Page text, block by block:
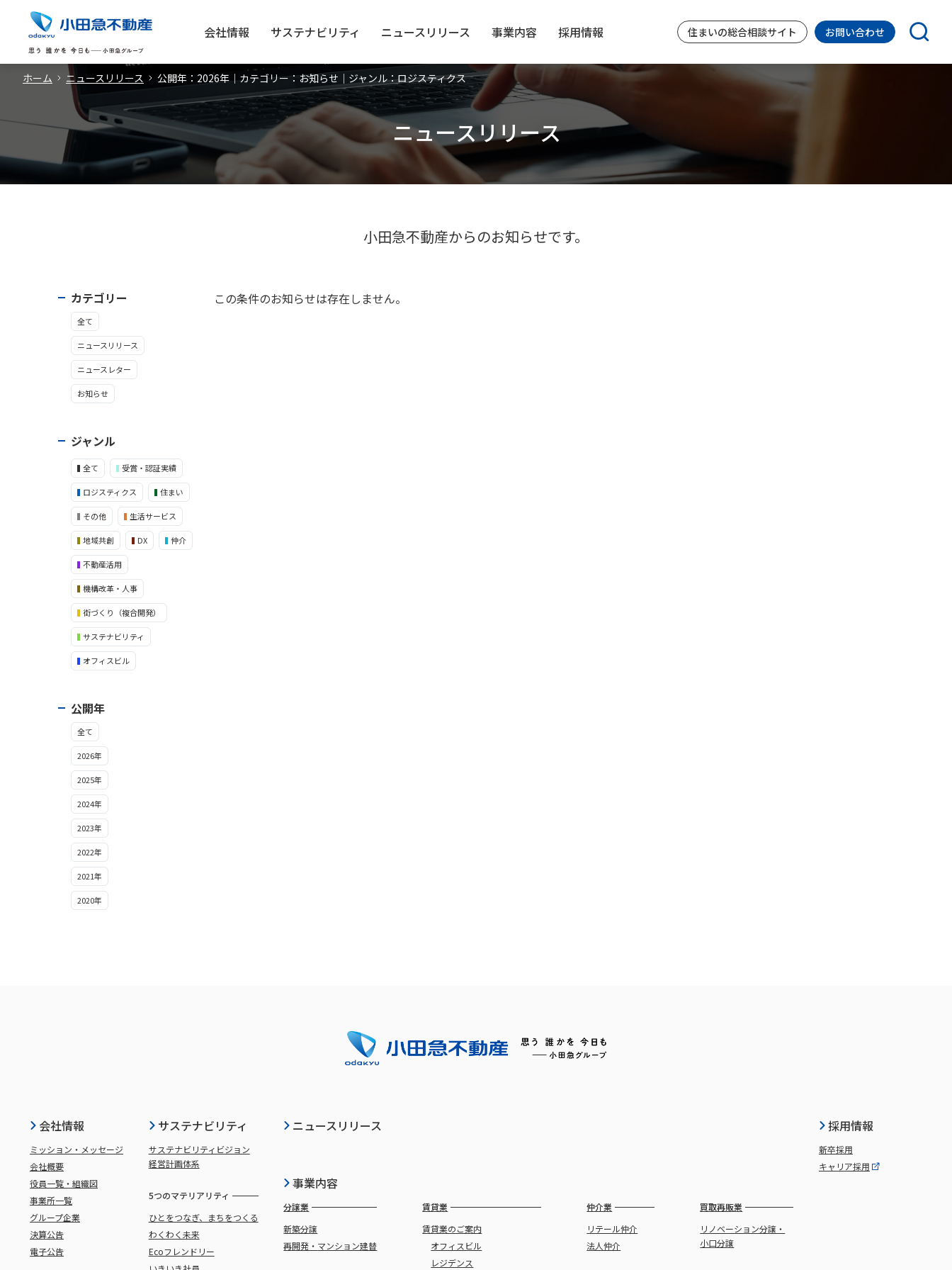
会社情報 サステナビリティ ニュースリリース 事業内容 採用情報 住まいの総合相談サイト お問い合わせ
ホーム ニュースリリース 公開年：2026年｜カテゴリー：お知らせ｜ジャンル：ロジスティクス
ニュースリリース
小田急不動産からのお知らせです。
カテゴリー
全て
ニュースリリース
ニュースレター
お知らせ
ジャンル
全て 受賞・認証実績
ロジスティクス 住まい
その他 生活サービス
地域共創 DX 仲介
不動産活用
機構改革・人事
街づくり（複合開発）
サステナビリティ
オフィスビル
公開年
全て
2026年
2025年
2024年
2023年
2022年
2021年
2020年
この条件のお知らせは存在しません。
会社情報
ミッション・メッセージ
会社概要
役員一覧・組織図
事業所一覧
グループ企業
決算公告
電子公告
サステナビリティ
サステナビリティビジョン
経営計画体系
5つのマテリアリティ
ひとをつなぎ、まちをつくる
わくわく未来
Ecoフレンドリー
ニュースリリース
事業内容
分譲業
新築分譲
再開発・ マンション建替
賃貸業
賃貸業のご案内
オフィスビル
レジデンス
仲介業
リテール仲介
法人仲介
買取再販業
リノベーション分譲・
小口分譲
採用情報
新卒採用
キャリア採用